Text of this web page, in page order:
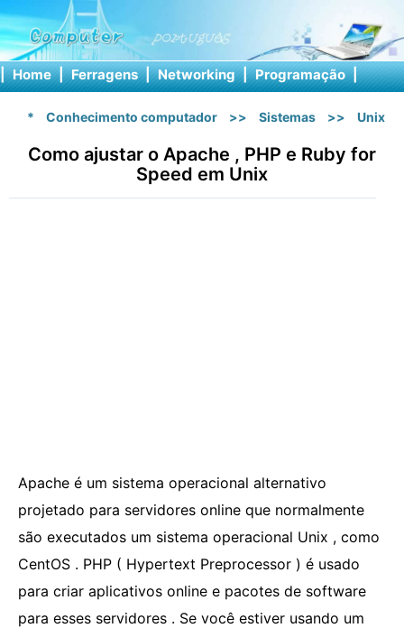
| Home | Ferragens | Networking | Programação |
* Conhecimento computador >> Sistemas >> Unix
Como ajustar o Apache , PHP e Ruby for
Speed ​​em Unix
Apache é um sistema operacional alternativo
projetado para servidores online que normalmente
são executados um sistema operacional Unix , como
CentOS . PHP ( Hypertext Preprocessor ) é usado
para criar aplicativos online e pacotes de software
para esses servidores . Se você estiver usando um